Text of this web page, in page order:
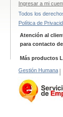
Ingresar a mi
Todos los
Política de
Atención al
para contacto
Más productos
Gestión Humana |